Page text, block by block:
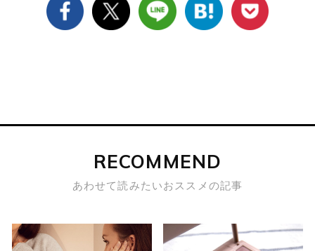
RECOMMEND
あわせて読みたいおススメの記事